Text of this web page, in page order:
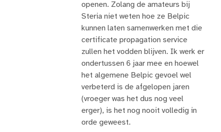
openen. Zolang de amateurs bij
Steria niet weten hoe ze Belpic
kunnen laten samenwerken met die
certificate propagation service
zullen het vodden blijven. Ik werk er
ondertussen 6 jaar mee en hoewel
het algemene Belpic gevoel wel
verbeterd is de afgelopen jaren
(vroeger was het dus nog veel
erger), is het nog nooit volledig in
orde geweest.